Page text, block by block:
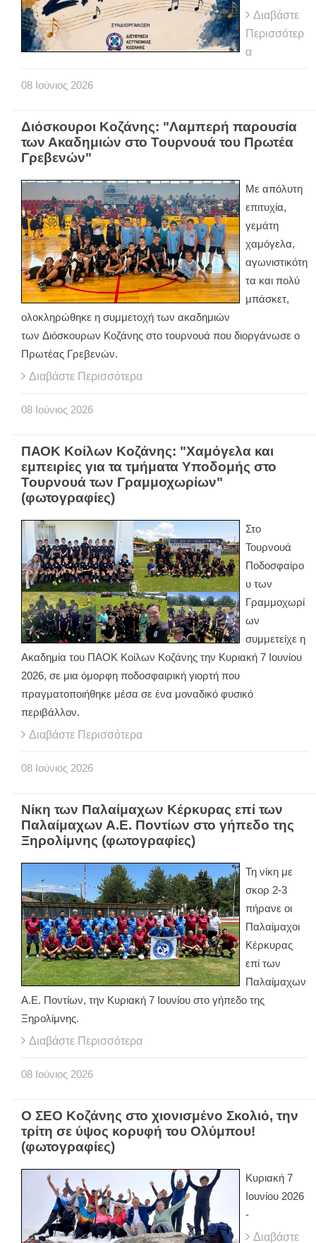
Διαβάστε
Περισσότερ
α
08 Ιούνιος 2026
Διόσκουροι Κοζάνης: "Λαμπερή παρουσία
των Ακαδημιών στο Τουρνουά του Πρωτέα
Γρεβενών"
Με απόλυτη
επιτυχία,
γεμάτη
χαμόγελα,
αγωνιστικότη
τα και πολύ
μπάσκετ,
ολοκληρώθηκε η συμμετοχή των ακαδημιών
των Διόσκουρων Κοζάνης στο τουρνουά που διοργάνωσε ο
Πρωτέας Γρεβενών.
Διαβάστε Περισσότερα
08 Ιούνιος 2026
ΠΑΟΚ Κοίλων Κοζάνης: "Χαμόγελα και
εμπειρίες για τα τμήματα Υποδομής στο
Τουρνουά των Γραμμοχωρίων"
(φωτογραφίες)
Στο
Τουρνουά
Ποδοσφαίρο
υ των
Γραμμοχωρί
ων
συμμετείχε η
Ακαδημία του ΠΑΟΚ Κοίλων Κοζάνης την Κυριακή 7 Ιουνίου
2026, σε μια όμορφη ποδοσφαιρική γιορτή που
πραγματοποιήθηκε μέσα σε ένα μοναδικό φυσικό
περιβάλλον.
Διαβάστε Περισσότερα
08 Ιούνιος 2026
Νίκη των Παλαίμαχων Κέρκυρας επί των
Παλαίμαχων Α.Ε. Ποντίων στο γήπεδο της
Ξηρολίμνης (φωτογραφίες)
Τη νίκη με
σκορ 2-3
πήρανε οι
Παλαίμαχοι
Κέρκυρας
επί των
Παλαίμαχων
Α.Ε. Ποντίων, την Κυριακή 7 Ιουνίου στο γήπεδο της
Ξηρολίμνης.
Διαβάστε Περισσότερα
08 Ιούνιος 2026
Ο ΣΕΟ Κοζάνης στο χιονισμένο Σκολιό, την
τρίτη σε ύψος κορυφή του Ολύμπου!
(φωτογραφίες)
Κυριακή 7
Ιουνίου 2026
-
Διαβάστε